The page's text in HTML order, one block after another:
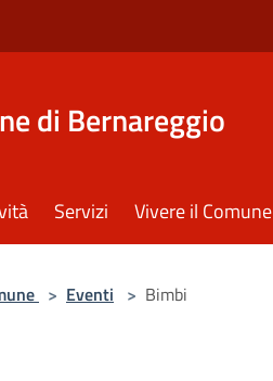
di Bernareggio
Servizi Vivere il Comune
> Eventi > Bimbi